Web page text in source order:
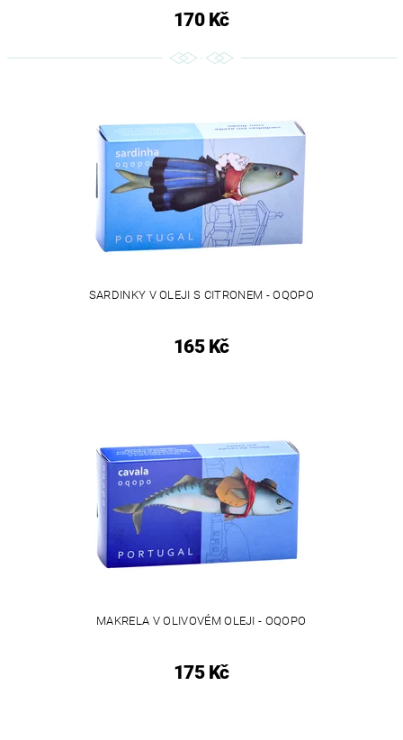
170 Kč
SARDINKY V OLEJI S CITRONEM - OQOPO
165 Kč
MAKRELA V OLIVOVÉM OLEJI - OQOPO
175 Kč